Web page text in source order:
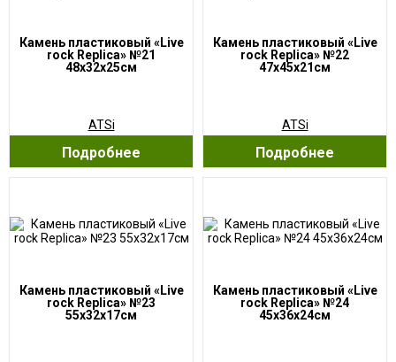
Камень пластиковый «Live
rock Replica» №21
48х32х25см
ATSi
Подробнее
Камень пластиковый «Live
rock Replica» №22
47х45х21см
ATSi
Подробнее
Камень пластиковый «Live
rock Replica» №23
55х32х17см
Камень пластиковый «Live
rock Replica» №24
45х36х24см